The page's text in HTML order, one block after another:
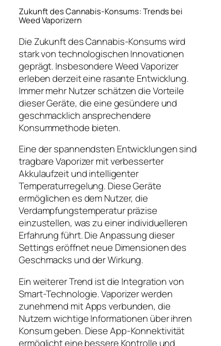
Zukunft des Cannabis-Konsums: Trends bei
Weed Vaporizern
Die Zukunft des Cannabis-Konsums wird
stark von technologischen Innovationen
geprägt. Insbesondere Weed Vaporizer
erleben derzeit eine rasante Entwicklung.
Immer mehr Nutzer schätzen die Vorteile
dieser Geräte, die eine gesündere und
geschmacklich ansprechendere
Konsummethode bieten.
Eine der spannendsten Entwicklungen sind
tragbare Vaporizer mit verbesserter
Akkulaufzeit und intelligenter
Temperaturregelung. Diese Geräte
ermöglichen es dem Nutzer, die
Verdampfungstemperatur präzise
einzustellen, was zu einer individuelleren
Erfahrung führt. Die Anpassung dieser
Settings eröffnet neue Dimensionen des
Geschmacks und der Wirkung.
Ein weiterer Trend ist die Integration von
Smart-Technologie. Vaporizer werden
zunehmend mit Apps verbunden, die
Nutzern wichtige Informationen über ihren
Konsum geben. Diese App-Konnektivität
ermöglicht eine bessere Kontrolle und